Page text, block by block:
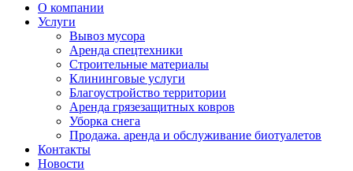
О компании
Услуги
Вывоз мусора
Аренда спецтехники
Строительные материалы
Клининговые услуги
Благоустройство территории
Аренда грязезащитных ковров
Уборка снега
Продажа. аренда и обслуживание биотуалетов
Контакты
Новости